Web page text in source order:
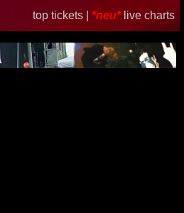
top tickets | *neu* live charts